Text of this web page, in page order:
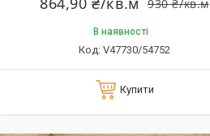
930 ₴/кв.м
В наявності
V47730/54752
Купити